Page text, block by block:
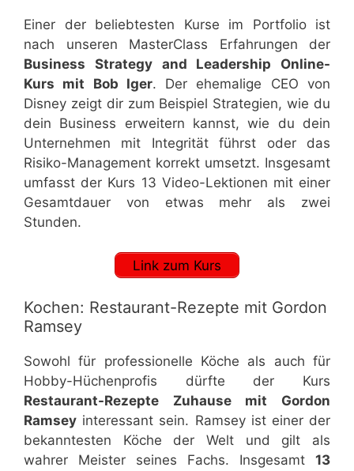
Einer der beliebtesten Kurse im Portfolio ist
nach unseren MasterClass Erfahrungen der
Business Strategy and Leadership Online-
Kurs mit Bob Iger. Der ehemalige CEO von
Disney zeigt dir zum Beispiel Strategien, wie du
dein Business erweitern kannst, wie du dein
Unternehmen mit Integrität führst oder das
Risiko-Management korrekt umsetzt. Insgesamt
umfasst der Kurs 13 Video-Lektionen mit einer
Gesamtdauer von etwas mehr als zwei
Stunden.
Link zum Kurs
Kochen: Restaurant-Rezepte mit Gordon
Ramsey
Sowohl für professionelle Köche als auch für
Hobby-Hüchenprofis dürfte der Kurs
Restaurant-Rezepte Zuhause mit Gordon
Ramsey interessant sein. Ramsey ist einer der
bekanntesten Köche der Welt und gilt als
wahrer Meister seines Fachs. Insgesamt 13